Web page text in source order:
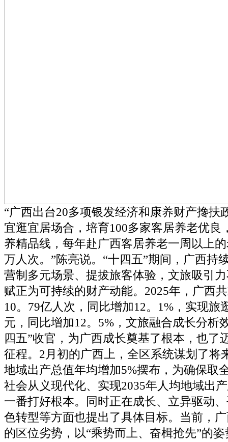
“广西出台20多项银发经济和康养财产搀扶
宜逛宜居场合，培育100多家客居养老优良
养精品线，每年赴广西客居养老一周以上
万人次。”陈亮说。“十四五”期间，广西持
营制多元场景、提拔旅客体验，文旅吸引
赋正为可持续的财产动能。2025年，广西
10。79亿人次，同比增加12。1%，实现旅
元，同比增加12。5%，文旅融合成长分析
四五”收官，为广西成长奠基了根本，也了
征程。2月初的广西上，全区系统谋划了将
地域出产总值年均增加5%摆布，为确保取
社会从义现代化、实现2035年人均地域出
一番打好根本。同时正在成长、立异驱动
色转型等方面也提出了具体目标。当前，
的区位劣势，以“乘势而上、奋楫抢先”的